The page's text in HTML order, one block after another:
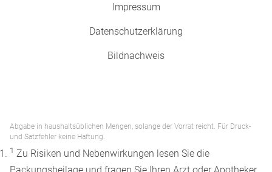
Impressum
Datenschutzerklärung
Bildnachweis
Abgabe in haushaltsüblichen Mengen, solange der Vorrat reicht. Für Druck-
und Satzfehler keine Haftung.
1 Zu Risiken und Nebenwirkungen lesen Sie die